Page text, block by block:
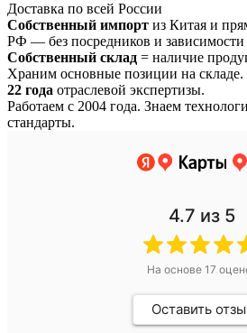
Доставка по всей России
Собственный импорт из Китая и
РФ — без посредников и зависимости
Собственный склад = наличие
Храним основные позиции на складе.
22 года отраслевой экспертизы.
Работаем с 2004 года. Знаем
стандарты.
4.7 из 5
На основе 17
Оставить